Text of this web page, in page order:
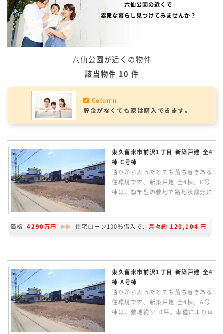
六仙公園の近くで
素敵な暮らし見つけてみませんか？
六仙公園が近くの物件
該当物件 10 件
Column
貯金がなくても家は購入できます。
東久留米市前沢1丁目 新築戸建 全4
棟 C号棟
通りから入ったとても落ち着きある
住環境です。新築戸建 全4棟。C号
棟は、旗竿型の敷地で路地状部分に
広く、カウンターキッチンからリビ
価格 4290万円 住宅ローン100%借入で、 月々約 120,104 円
東久留米市前沢1丁目 新築戸建 全4
棟 A号棟
通りから入ったとても落ち着きある
住環境です。新築戸建 全4棟。A号
棟は、敷地約31.0坪。車種により車